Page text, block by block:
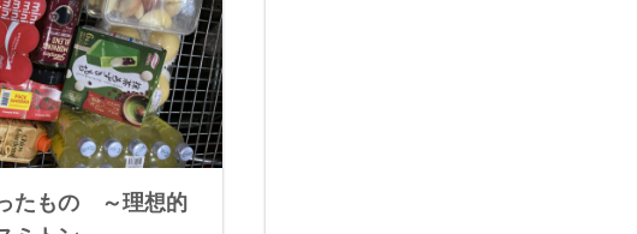
たもの ～理想的